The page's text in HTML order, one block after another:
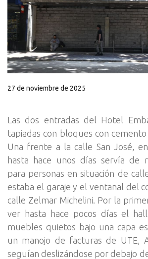
27 de noviembre de 2025
Las dos entradas del Hotel
tapiadas con bloques con
Una frente a la calle San José,
hasta hace unos días servía de
para personas en situación de
estaba el garaje y el ventanal del
calle Zelmar Michelini. Por la
ver hasta hace pocos días el
muebles quietos bajo una capa
un manojo de facturas de UTE,
seguían deslizándose por debajo